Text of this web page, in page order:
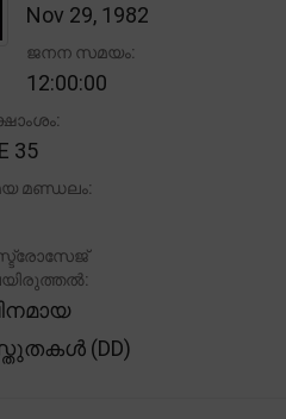
Nov 29, 1982
ജനന സമയം:
12:00:00
35
മണ്ഡലം:
(DD)